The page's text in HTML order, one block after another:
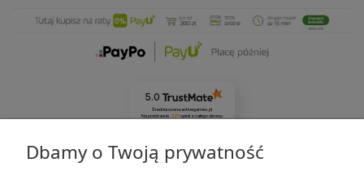
5.0
Średnia ocena activegames.pl
Na podstawie 327opinii z całego okresu
Dbamy o Twoją prywatność